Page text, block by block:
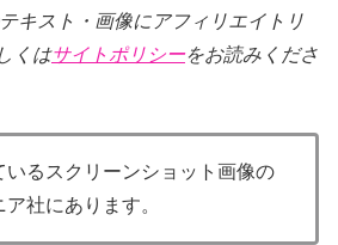
キスト・画像にアフィリエイトリ
くはサイトポリシーをお読みくださ
いるスクリーンショット画像の
社にあります。